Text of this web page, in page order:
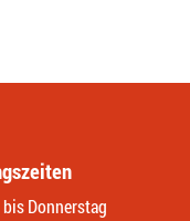
Donnerstag